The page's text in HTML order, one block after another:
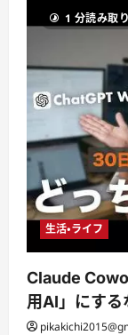
1 分読み取り
生活・ライフ
Claude
用AI」にする